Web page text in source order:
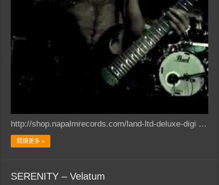
http://shop.napalmrecords.com/land-ltd-deluxe-digi …
閱讀更多 »
SERENITY – Velatum